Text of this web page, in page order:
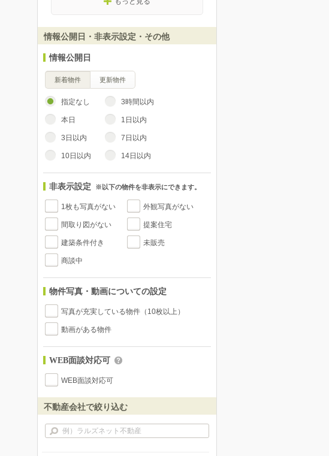
情報公開日・非表示設定・その他
情報公開日
新着物件 更新物件
指定なし 3時間以内
本日 1日以内
3日以内 7日以内
10日以内 14日以内
非表示設定 ※以下の物件を非表示にできます。
1枚も写真がない 外観写真がない
間取り図がない 提案住宅
建築条件付き 未販売
商談中
物件写真・動画についての設定
写真が充実している物件（10枚以上）
動画がある物件
WEB面談対応可
WEB面談対応可
不動産会社で絞り込む